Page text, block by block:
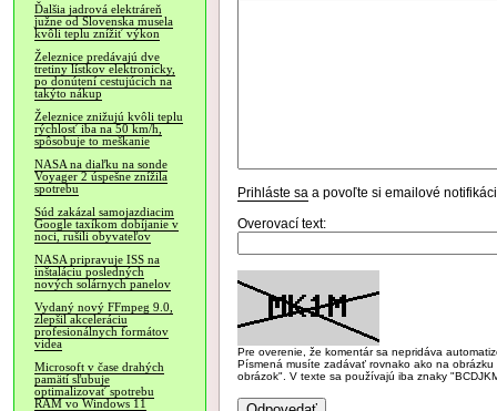
Ďalšia jadrová elektráreň
južne od Slovenska musela
kvôli teplu znížiť výkon
Železnice predávajú dve
tretiny lístkov elektronicky,
po donútení cestujúcich na
takýto nákup
Železnice znižujú kvôli teplu
rýchlosť iba na 50 km/h,
spôsobuje to meškanie
NASA na diaľku na sonde
Voyager 2 úspešne znížila
spotrebu
Súd zakázal samojazdiacim
Google taxíkom dobíjanie v
noci, rušili obyvateľov
NASA pripravuje ISS na
inštaláciu posledných
nových solárnych panelov
Vydaný nový FFmpeg 9.0,
zlepšil akceleráciu
profesionálnych formátov
videa
Microsoft v čase drahých
pamätí sľubuje
optimalizovať spotrebu
RAM vo Windows 11
Prihláste sa a povoľte si emailové
Overovací text:
Pre overenie, že komentár sa nepridáva
Písmená musíte zadávať rovnako ako na
obrázok". V texte sa používajú iba znaky